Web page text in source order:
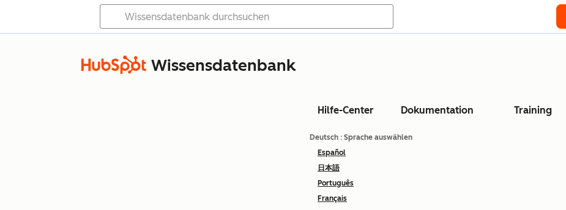
Wissensdatenbank
Hilfe-Center Dokumentation Training
Deutsch : Sprache auswählen
Español
日本語
Português
Français